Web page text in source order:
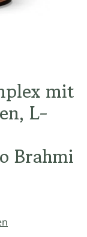
mit
L-
Brahmi